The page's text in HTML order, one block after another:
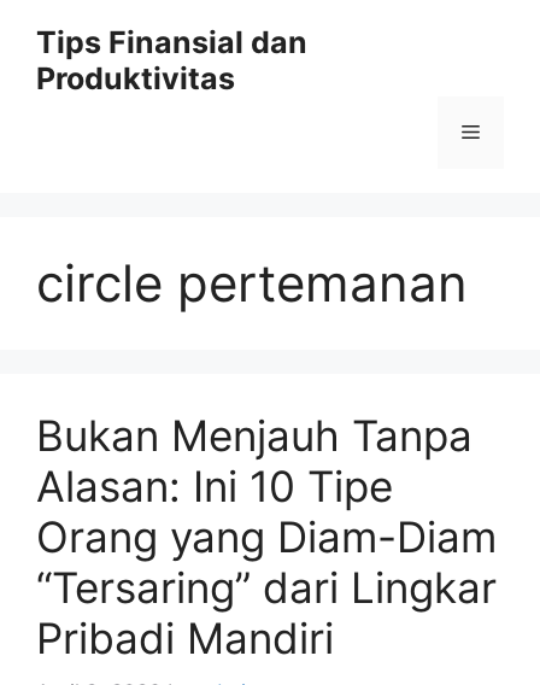
content
Tips Finansial dan
Produktivitas
Menu
circle pertemanan
Bukan Menjauh Tanpa
Alasan: Ini 10 Tipe
Orang yang Diam-Diam
“Tersaring” dari Lingkar
Pribadi Mandiri